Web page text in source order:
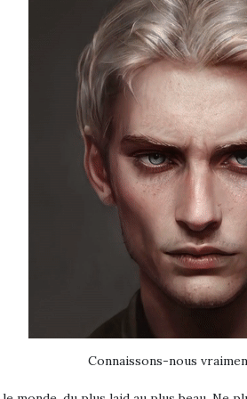
Connaissons-nous